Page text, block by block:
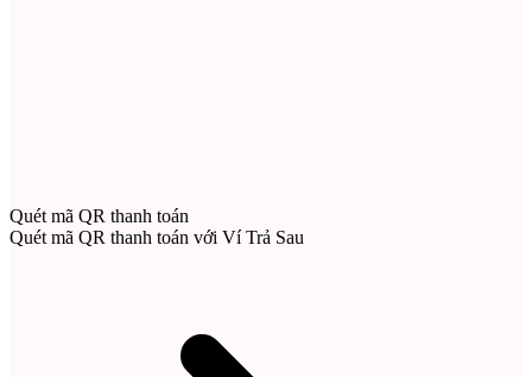
Quét mã QR thanh toán
Quét mã QR thanh toán với Ví Trả Sau